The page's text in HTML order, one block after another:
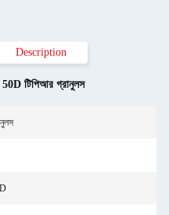
Description
50D টিপিআর গ্রানুলস